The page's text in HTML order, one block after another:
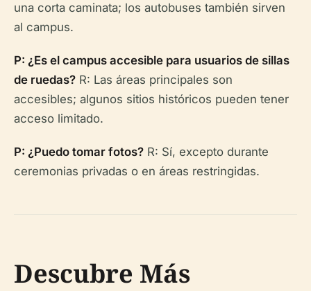
una corta caminata; los autobuses también sirven
al campus.
P: ¿Es el campus accesible para usuarios de sillas
de ruedas? R: Las áreas principales son
accesibles; algunos sitios históricos pueden tener
acceso limitado.
P: ¿Puedo tomar fotos? R: Sí, excepto durante
ceremonias privadas o en áreas restringidas.
Descubre Más